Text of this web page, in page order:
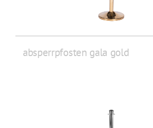
absperrpfosten gala gold